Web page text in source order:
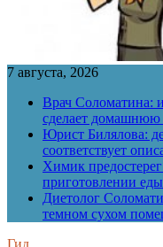
7 августа, 2026
Врач Соломатина:
сделает домашнюю
Юрист Билялова:
соответствует
Химик
приготовлении еды
Диетолог
темном сухом
Гид